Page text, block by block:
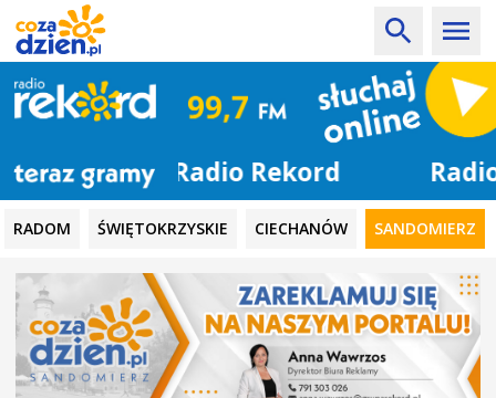
Radio Rekord
RADOM ŚWIĘTOKRZYSKIE CIECHANÓW SANDOMIERZ